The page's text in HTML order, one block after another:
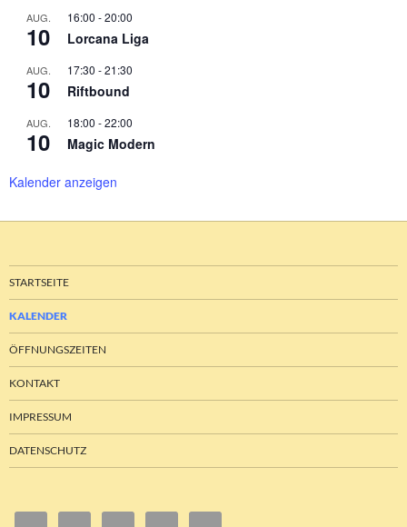
AUG.
10
16:00 -20:00
Lorcana Liga
AUG.
10
17:30 -21:30
Riftbound
AUG.
10
18:00 -22:00
Magic Modern
Kalender anzeigen
STARTSEITE
KALENDER
ÖFFNUNGSZEITEN
KONTAKT
IMPRESSUM
DATENSCHUTZ